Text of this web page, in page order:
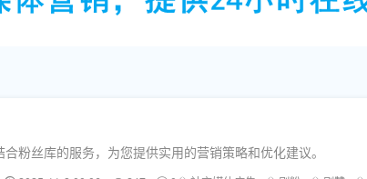
粉丝库的服务，为您提供实用的营销策略和优化建议。